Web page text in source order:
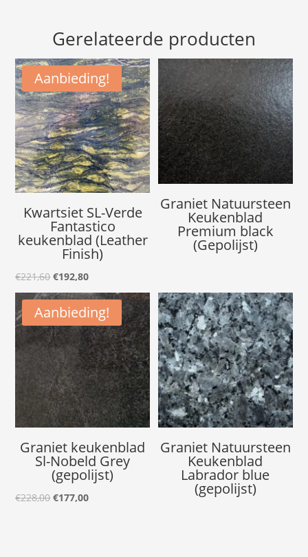
Gerelateerde producten
Aanbieding!
Kwartsiet SL-Verde
Fantastico
keukenblad (Leather
Finish)
€221,60Oorspronkelijke
prijs
was:
€221,60.
€192,80Huidige
prijs
is:
€192,80.
Graniet Natuursteen
Keukenblad
Premium black
(Gepolijst)
Aanbieding!
Graniet keukenblad
Sl-Nobeld Grey
(gepolijst)
€228,00Oorspronkelijke
€177,00Huidige
Graniet Natuursteen
Keukenblad
Labrador blue
(gepolijst)